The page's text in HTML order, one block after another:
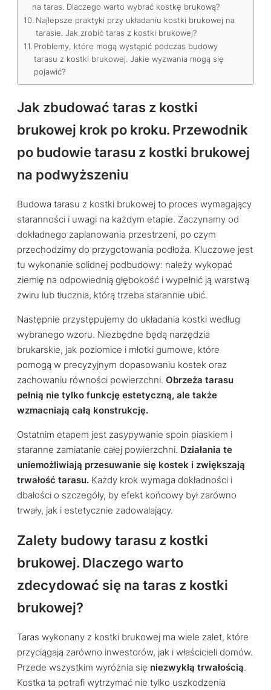
na taras. Dlaczego warto wybrać kostkę brukową?
Najlepsze praktyki przy układaniu kostki brukowej na
tarasie. Jak zrobić taras z kostki brukowej?
Problemy, które mogą wystąpić podczas budowy
tarasu z kostki brukowej. Jakie wyzwania mogą się
pojawić?
Jak zbudować taras z kostki
brukowej krok po kroku. Przewodnik
po budowie tarasu z kostki brukowej
na podwyższeniu
Budowa tarasu z kostki brukowej to proces wymagający
staranności i uwagi na każdym etapie. Zaczynamy od
dokładnego zaplanowania przestrzeni, po czym
przechodzimy do przygotowania podłoża. Kluczowe jest
tu wykonanie solidnej podbudowy: należy wykopać
ziemię na odpowiednią głębokość i wypełnić ją warstwą
żwiru lub tłucznia, którą trzeba starannie ubić.
Następnie przystępujemy do układania kostki według
wybranego wzoru. Niezbędne będą narzędzia
brukarskie, jak poziomice i młotki gumowe, które
pomogą w precyzyjnym dopasowaniu kostek oraz
zachowaniu równości powierzchni. Obrzeża tarasu
pełnią nie tylko funkcję estetyczną, ale także
wzmacniają całą konstrukcję.
Ostatnim etapem jest zasypywanie spoin piaskiem i
staranne zamiatanie całej powierzchni. Działania te
uniemożliwiają przesuwanie się kostek i zwiększają
trwałość tarasu. Każdy krok wymaga dokładności i
dbałości o szczegóły, by efekt końcowy był zarówno
trwały, jak i estetycznie zadowalający.
Zalety budowy tarasu z kostki
brukowej. Dlaczego warto
zdecydować się na taras z kostki
brukowej?
Taras wykonany z kostki brukowej ma wiele zalet, które
przyciągają zarówno inwestorów, jak i właścicieli domów.
Przede wszystkim wyróżnia się niezwykłą trwałością.
Kostka ta potrafi wytrzymać nie tylko uszkodzenia